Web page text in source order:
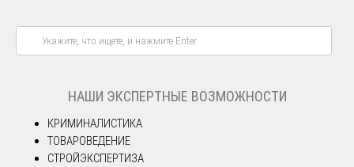
НАШИ ЭКСПЕРТНЫЕ ВОЗМОЖНОСТИ
КРИМИНАЛИСТИКА
ТОВАРОВЕДЕНИЕ
СТРОЙЭКСПЕРТИЗА